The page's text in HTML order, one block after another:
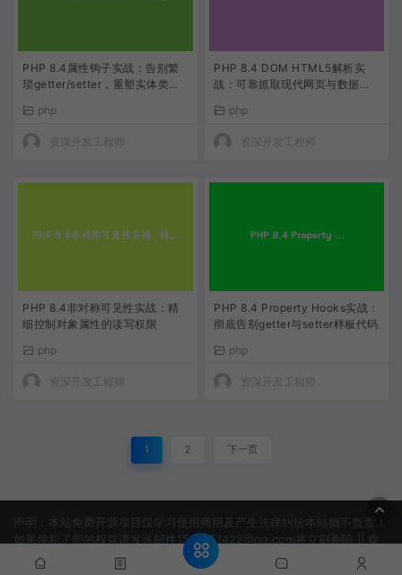
PHP 8.4属性钩子实战：告别繁
琐getter/setter，重塑实体类写
php
资深开发工程师
PHP 8.4 DOM HTML5解析实
战：可靠抓取现代网页与数据清
php
资深开发工程师
PHP 8.4非对称可见性实战：精
细控制对象属性的读写权限
php
资深开发工程师
PHP 8.4 Property Hooks实战：
彻底告别getter与setter样板代码
php
资深开发工程师
1 2 下一页
声明：本站免费开源项目仅学习使用商用及产生法律纠纷本站概不负责！
如果侵犯了您的权益请发送邮件1506151422@qq.com将立刻删除 || ©
2022 淘吗网 -TAOMAWANG.COM
网站地图
蜀ICP备